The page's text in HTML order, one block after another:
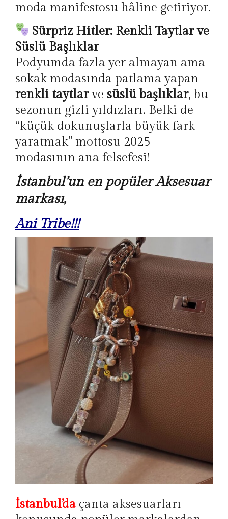
moda manifestosu hâline getiriyor.
Sürpriz Hitler: Renkli Taytlar ve
Süslü Başlıklar
Podyumda fazla yer almayan ama
sokak modasında patlama yapan
renkli taytlarve süslü başlıklar, bu
sezonun gizli yıldızları. Belki de
“küçük dokunuşlarla büyük fark
yaratmak” mottosu 2025
modasının ana felsefesi!
İstanbul’un en popüler Aksesuar
markası,
Ani Tribe!!!
İstanbul’da çanta aksesuarları